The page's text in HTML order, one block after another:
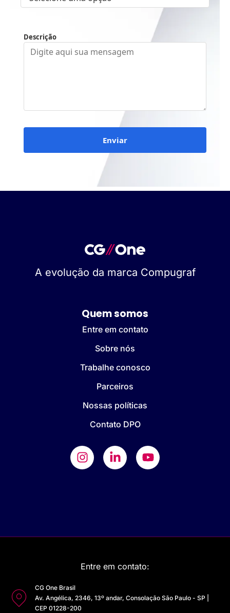
Descrição
Enviar
A evolução da marca Compugraf
Quem somos
Entre em contato
Sobre nós
Trabalhe conosco
Parceiros
Nossas políticas
Contato DPO
Entre em contato:
CG One Brasil
Av. Angélica, 2346, 13º andar, Consolação São Paulo - SP |
CEP 01228-200